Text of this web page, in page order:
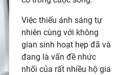
Việc thiếu ánh sáng tự
nhiên cùng với không
gian sinh hoạt hẹp đã và
đang là vấn đề nhức
nhối của rất nhiều hộ gia